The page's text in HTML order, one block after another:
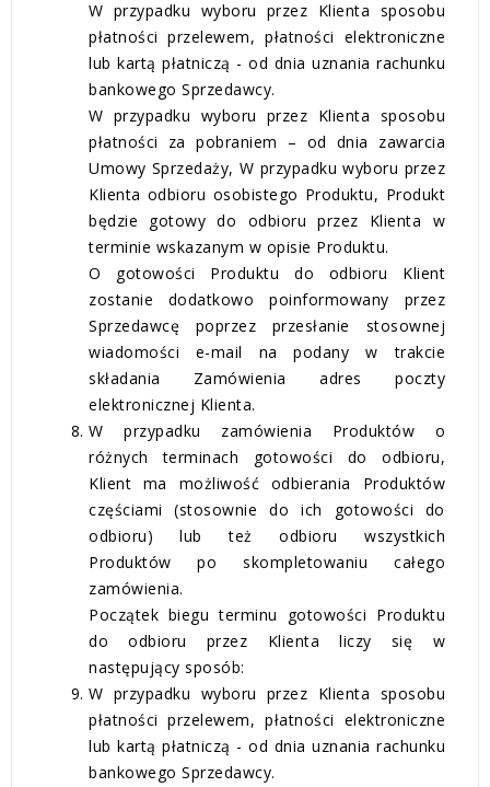
W przypadku wyboru przez Klienta sposobu
płatności przelewem, płatności elektroniczne
lub kartą płatniczą - od dnia uznania rachunku
bankowego Sprzedawcy.
W przypadku wyboru przez Klienta sposobu
płatności za pobraniem – od dnia zawarcia
Umowy Sprzedaży, W przypadku wyboru przez
Klienta odbioru osobistego Produktu, Produkt
będzie gotowy do odbioru przez Klienta w
terminie wskazanym w opisie Produktu.
O gotowości Produktu do odbioru Klient
zostanie dodatkowo poinformowany przez
Sprzedawcę poprzez przesłanie stosownej
wiadomości e-mail na podany w trakcie
składania Zamówienia adres poczty
elektronicznej Klienta.
W przypadku zamówienia Produktów o
różnych terminach gotowości do odbioru,
Klient ma możliwość odbierania Produktów
częściami (stosownie do ich gotowości do
odbioru) lub też odbioru wszystkich
Produktów po skompletowaniu całego
zamówienia.
Początek biegu terminu gotowości Produktu
do odbioru przez Klienta liczy się w
następujący sposób:
W przypadku wyboru przez Klienta sposobu
płatności przelewem, płatności elektroniczne
lub kartą płatniczą - od dnia uznania rachunku
bankowego Sprzedawcy.